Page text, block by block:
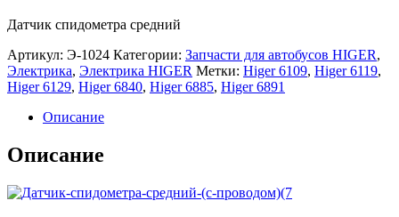
Датчик спидометра средний
Артикул: Э-1024 Категории: Запчасти для автобусов HIGER,
Электрика, Электрика HIGER Метки: Higer 6109, Higer 6119,
Higer 6129, Higer 6840, Higer 6885, Higer 6891
Описание
Описание